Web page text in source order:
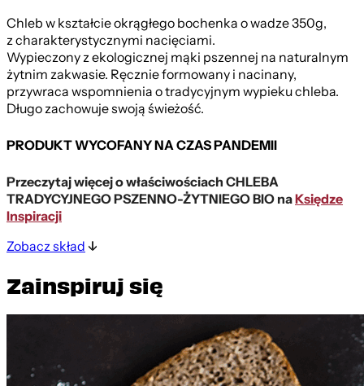
Chleb w kształcie okrągłego bochenka o wadze 350g,
z charakterystycznymi nacięciami.
Wypieczony z ekologicznej mąki pszennej na naturalnym
żytnim zakwasie. Ręcznie formowany i nacinany,
przywraca wspomnienia o tradycyjnym wypieku chleba.
Długo zachowuje swoją świeżość.
PRODUKT WYCOFANY NA CZAS PANDEMII
Przeczytaj więcej o właściwościach CHLEBA
TRADYCYJNEGO PSZENNO-ŻYTNIEGO BIO naKsiędze
Inspiracji
Zobacz skład
Zainspiruj się